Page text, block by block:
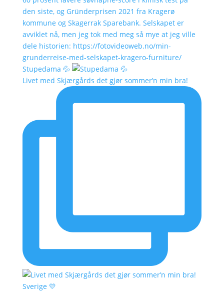
Stupedama 💦
Livet med Skjærgårds det gjør sommer’n min bra!
Sverige 💛